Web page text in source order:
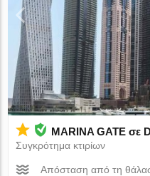
MARINA GATE σε
Συγκρότημα κτιρίων
Απόσταση από τη